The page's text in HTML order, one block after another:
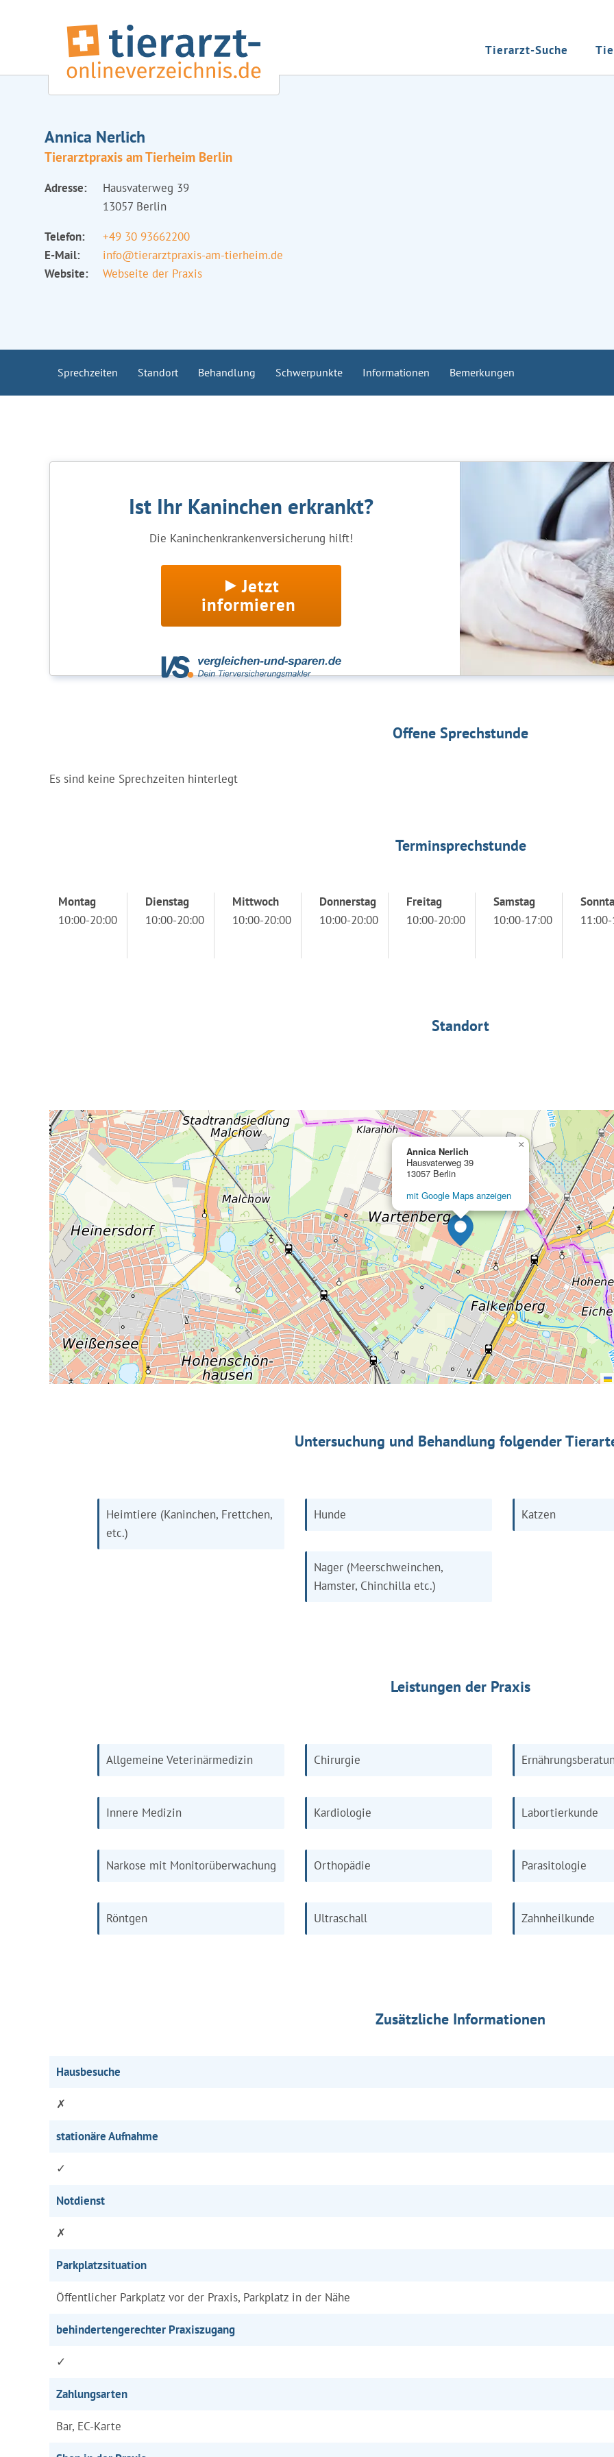
Tierarzt-Suche
Annica Nerlich
Tierarztpraxis am Tierheim Berlin
Adresse:
Hausvaterweg 39
13057 Berlin
Telefon:
+49 30 93662200
E-Mail:
info@tierarztpraxis-am-tierheim.de
Website:
Webseite der Praxis
Sprechzeiten Standort Behandlung Schwerpunkte Informationen Bemerkungen
Ist Ihr Kaninchen erkrankt?
Die Kaninchenkrankenversicherung hilft!
Jetzt
informieren
Offene Sprechstunde
Es sind keine Sprechzeiten hinterlegt
Terminsprechstunde
Montag
10:00-20:00
Dienstag
10:00-20:00
Mittwoch
10:00-20:00
Donnerstag
10:00-20:00
Freitag
10:00-20:00
Samstag
10:00-17:00
Standort
Annica Nerlich
Hausvaterweg 39
13057 Berlin
mit Google Maps anzeigen
×
Untersuchung und Behandlung folgender
Heimtiere (Kaninchen, Frettchen,
etc.)
Hunde Katzen
Nager (Meerschweinchen,
Hamster, Chinchilla etc.)
Leistungen der Praxis
Allgemeine Veterinärmedizin Chirurgie
Innere Medizin Kardiologie Labortierkunde
Narkose mit Monitorüberwachung Orthopädie Parasitologie
Röntgen Ultraschall Zahnheilkunde
Zusätzliche Informationen
Hausbesuche
✗
stationäre Aufnahme
✓
Notdienst
✗
Parkplatzsituation
Öffentlicher Parkplatz vor der Praxis, Parkplatz in der Nähe
behindertengerechter Praxiszugang
✓
Zahlungsarten
Bar, EC-Karte